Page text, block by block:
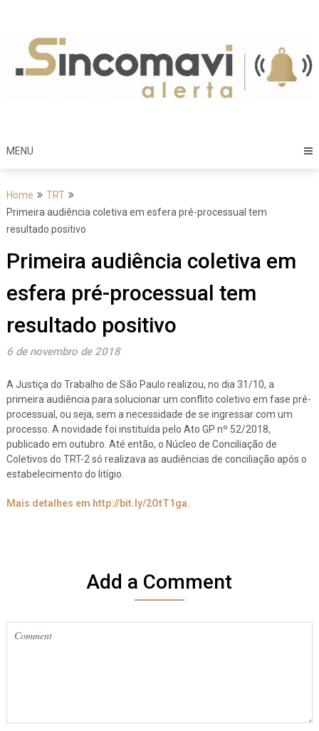
content
MENU
Home
TRT
Primeira audiência coletiva em esfera pré-processual tem
resultado positivo
Primeira audiência coletiva em
esfera pré-processual tem
resultado positivo
6 de novembro de 2018
A Justiça do Trabalho de São Paulo realizou, no dia 31/10, a
primeira audiência para solucionar um conflito coletivo em fase pré-
processual, ou seja, sem a necessidade de se ingressar com um
processo. A novidade foi instituída pelo Ato GP nº 52/2018,
publicado em outubro. Até então, o Núcleo de Conciliação de
Coletivos do TRT-2 só realizava as audiências de conciliação após o
estabelecimento do litígio.
Mais detalhes em http://bit.ly/2OtT1ga.
Add a Comment